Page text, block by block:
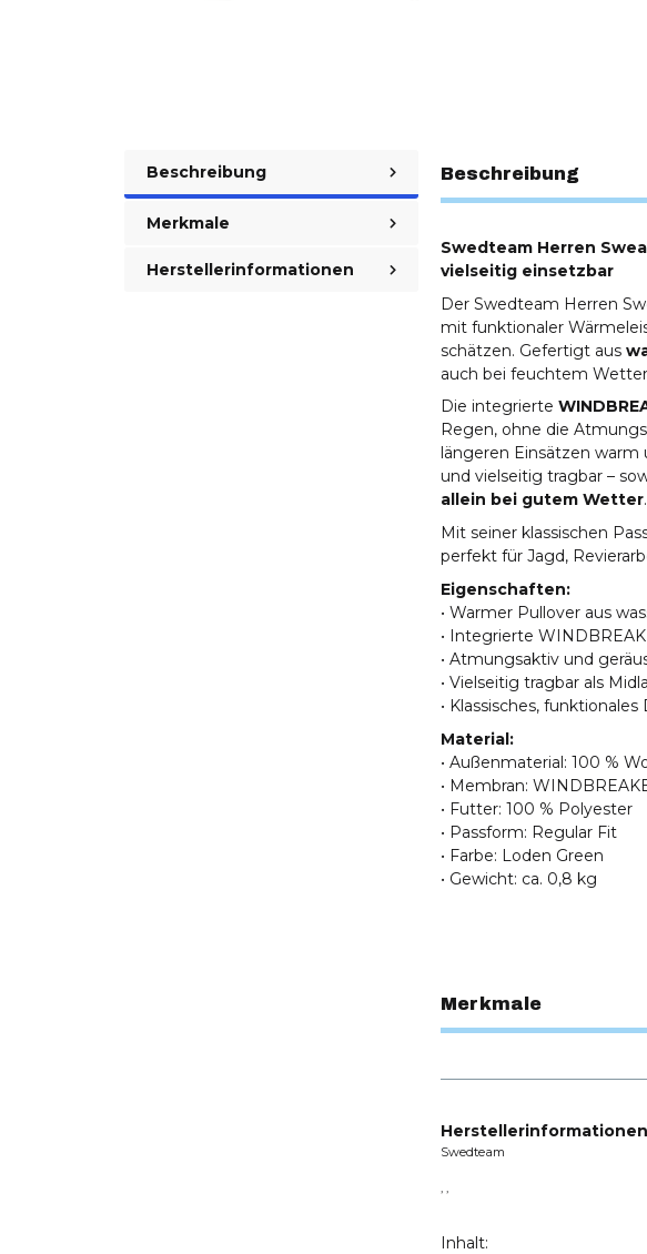
Beschreibung
Merkmale
Herstellerinformationen
Beschreibung
Swedteam Herren
vielseitig einsetzbar
Der Swedteam Herren
mit funktionaler
schätzen. Gefertigt aus
auch bei feuchtem
Die integrierte
Regen, ohne die
längeren Einsätzen
und vielseitig tragbar –
allein bei gutem Wetter.
Mit seiner klassischen
perfekt für Jagd,
Eigenschaften:
• Warmer Pullover aus
• Integrierte
• Atmungsaktiv und
• Vielseitig tragbar als
• Klassisches,
Material:
• Außenmaterial: 100 %
• Membran:
• Futter: 100 % Polyester
• Passform: Regular Fit
• Farbe: Loden Green
• Gewicht: ca. 0,8 kg
Merkmale
Swedteam
Inhalt: